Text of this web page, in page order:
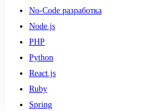
No-Code разработка
Node.js
PHP
Python
React.js
Ruby
Spring